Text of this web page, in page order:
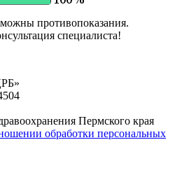
противопоказания.
специалиста!
Пермского края
обработки персональных